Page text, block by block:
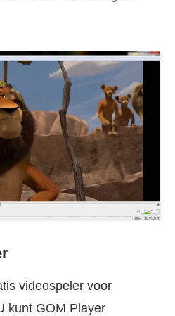
videospeler voor
kunt GOM Player